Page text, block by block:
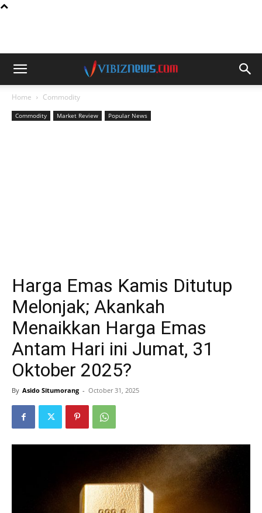
Home Commodity
Commodity Market Review Popular News
Harga Emas Kamis Ditutup
Melonjak; Akankah
Menaikkan Harga Emas
Antam Hari ini Jumat, 31
Oktober 2025?
By Asido Situmorang - October 31, 2025